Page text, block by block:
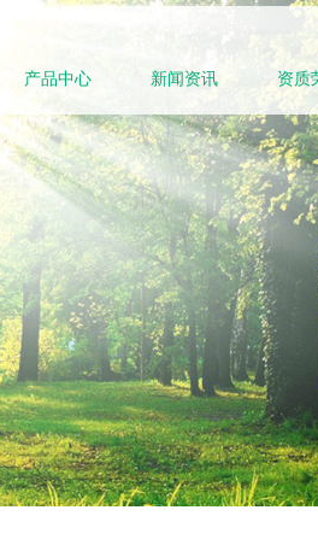
产品中心 新闻资讯 资质
Error:未将对象